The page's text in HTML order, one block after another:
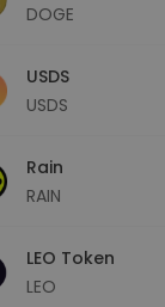
DOGE
USDS
USDS
Rain
RAIN
LEO Token
LEO